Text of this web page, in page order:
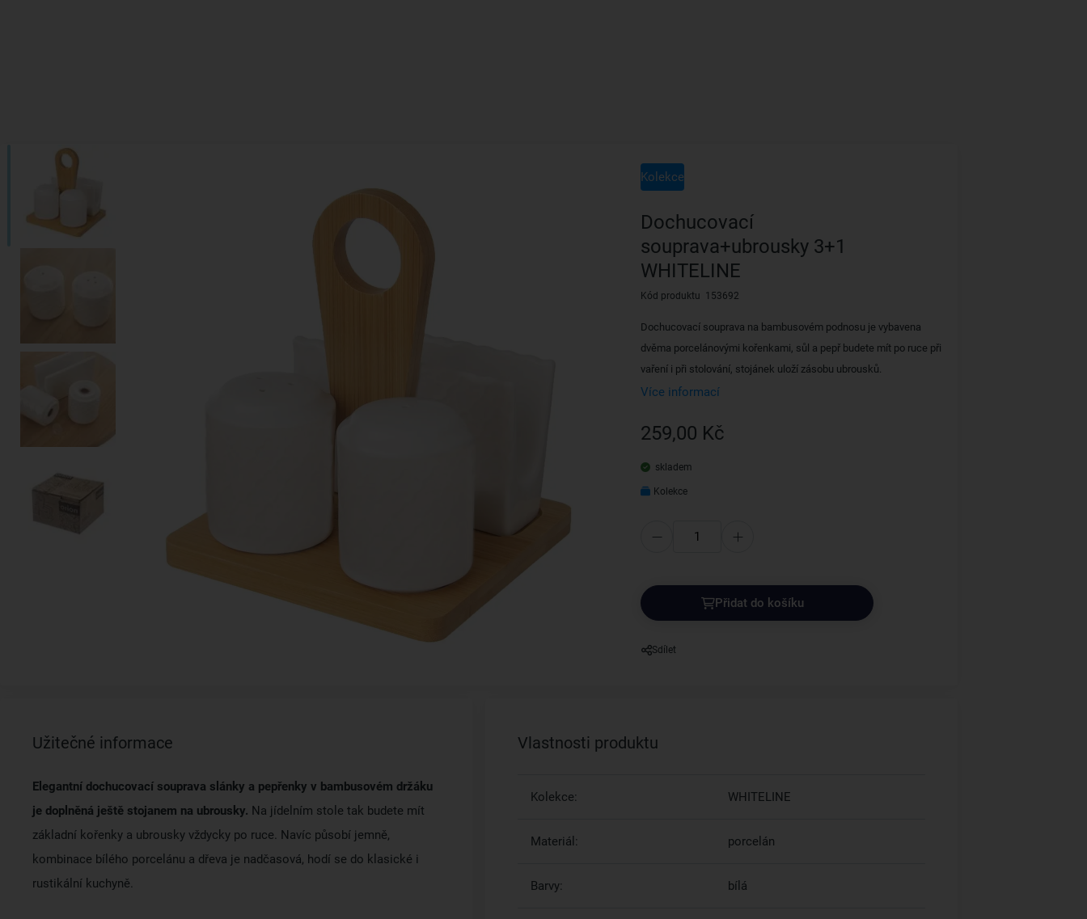
Kolekce
Dochucovací
souprava+ubrousky 3+1
WHITELINE
Kód produktu 153692
Dochucovací souprava na bambusovém podnosu je vybavena
dvěma porcelánovými kořenkami, sůl a pepř budete mít po ruce při
vaření i při stolování, stojánek uloží zásobu ubrousků.
Více informací
259,00 Kč
skladem
Kolekce
Přidat do košíku
Sdílet
Užitečné informace
Elegantní dochucovací souprava slánky a pepřenky v bambusovém držáku
je doplněná ještě stojanem na ubrousky. Na jídelním stole tak budete mít
základní kořenky a ubrousky vždycky po ruce. Navíc působí jemně,
kombinace bílého porcelánu a dřeva je nadčasová, hodí se do klasické i
rustikální kuchyně.
Vlastnosti produktu
Kolekce: WHITELINE
Materiál: porcelán
Barvy: bílá